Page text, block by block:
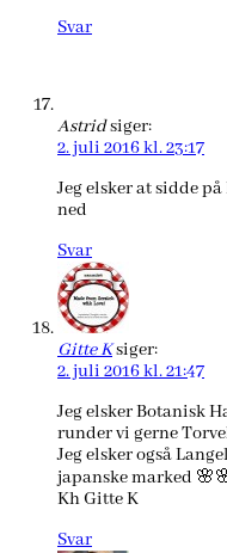
Svar
Astridsiger:
2. juli 2016 kl. 23:17
Jeg elsker at sidde
ned
Svar
Gitte Ksiger:
2. juli 2016 kl. 21:47
Jeg elsker Botanisk
runder vi gerne
Jeg elsker også
japanske marked
Kh Gitte K
Svar